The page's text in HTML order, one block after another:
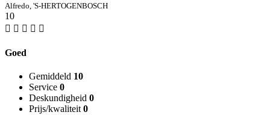
Alfredo, 'S-HERTOGENBOSCH
10
Goed
Gemiddeld 10
Service 0
Deskundigheid 0
Prijs/kwaliteit 0